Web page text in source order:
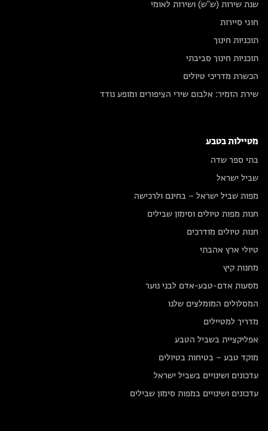
שנת שירות (ש"ש) ושירות לאומי
חוגי סיירות
תוכניות חינוך
תוכניות חינוך סביבתי
הכשרת מדריכי טיולים
שירת הזמיר: אלבום שירי הציפורים ומופע נודד
מטיילות בטבע
בתי ספר שדה
שביל ישראל
מפות שביל ישראל – בחינם ולרכישה
חנות מפות טיולים וסימון שבילים
חנות טיולים מודרכים
טיולי ארץ אהבתי
מחנות קיץ
מסעות אדם-טבע-אדם לבני נוער
המסלולים המומלצים שלנו
מדריך למטיילים
אפליקציית בשביל הטבע
מוקד טבע – בטיחות בטיולים
עדכונים ושינויים בשביל ישראל
עדכונים ושינויים במפות סימון שבילים